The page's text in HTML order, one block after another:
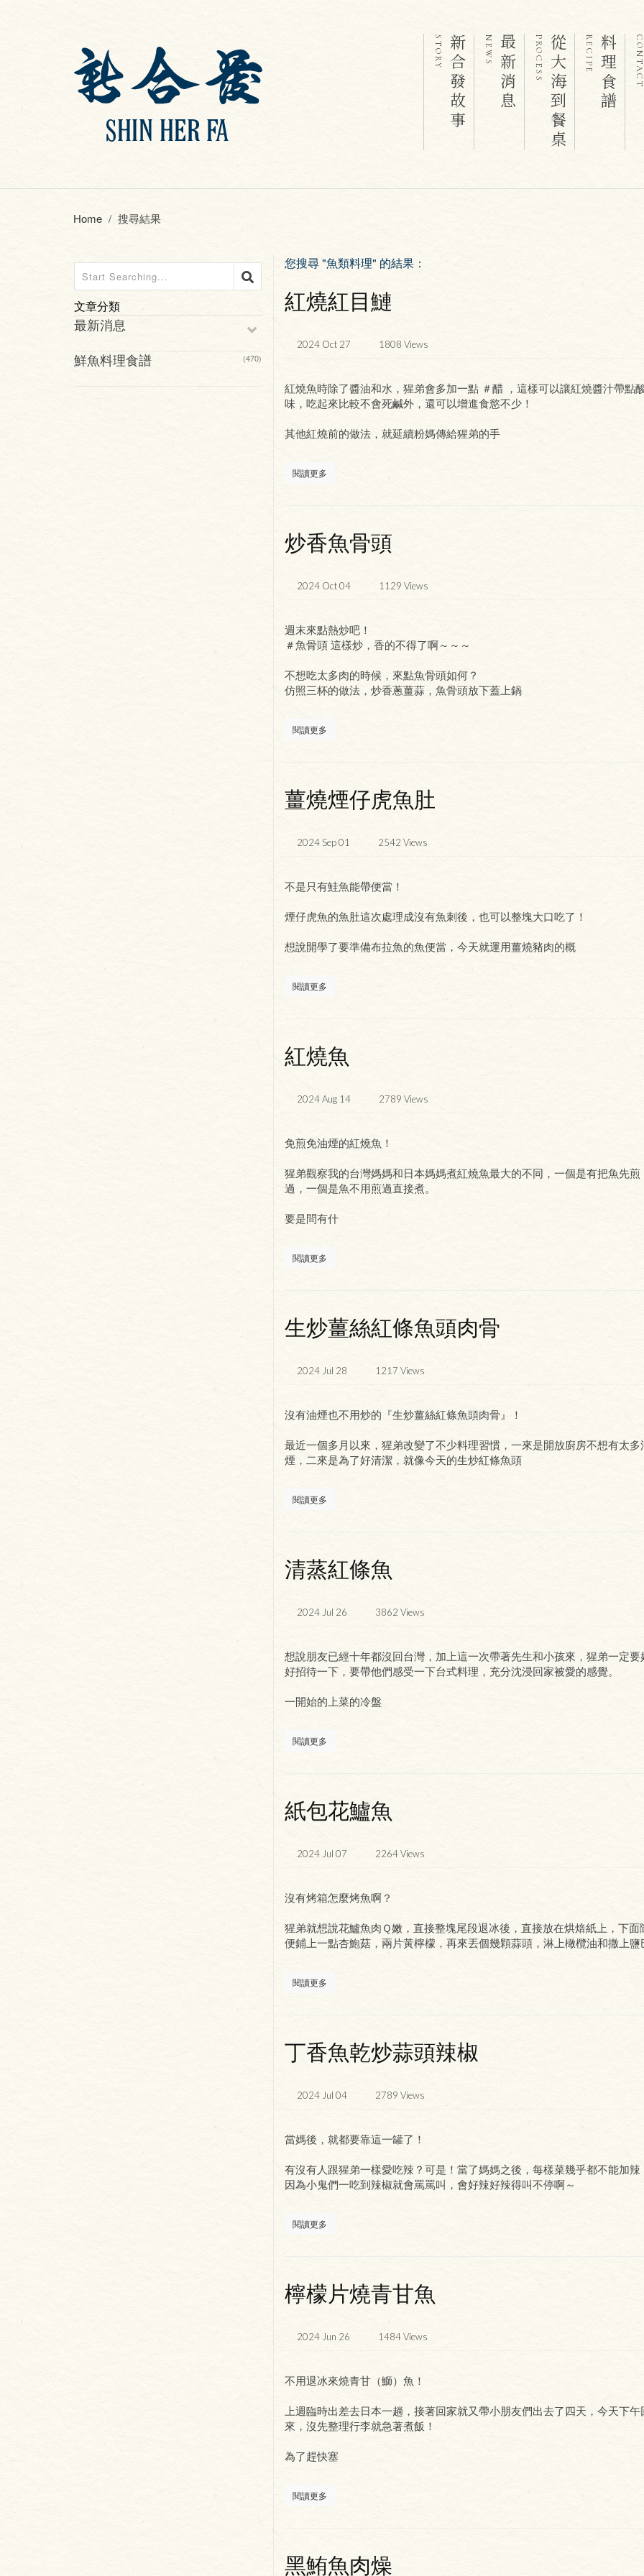
STORY 新合發故事 NEWS 最新消息 PROCESS從大海到餐桌 RECIPE 料理食譜 CONTACT
Home 搜尋結果
文章分類
最新消息
鮮魚料理食譜
(470)
您搜尋"魚類料理" 的結果：
紅燒紅目鰱
2024 Oct 27 1808 Views
紅燒魚時除了醬油和水，猩弟會多加一點 ＃醋 ，這樣可以讓紅燒醬汁帶點
味，吃起來比較不會死鹹外，還可以增進食慾不少！
其他紅燒前的做法，就延續粉媽傳給猩弟的手
閱讀更多
炒香魚骨頭
2024 Oct 04 1129 Views
週末來點熱炒吧！
＃魚骨頭 這樣炒，香的不得了啊～～～
不想吃太多肉的時候，來點魚骨頭如何？
仿照三杯的做法，炒香蔥薑蒜，魚骨頭放下蓋上鍋
閱讀更多
薑燒煙仔虎魚肚
2024 Sep 01 2542 Views
不是只有鮭魚能帶便當！
煙仔虎魚的魚肚這次處理成沒有魚刺後，也可以整塊大口吃了！
想說開學了要準備布拉魚的魚便當，今天就運用薑燒豬肉的概
閱讀更多
紅燒魚
2024 Aug 14 2789 Views
免煎免油煙的紅燒魚！
猩弟觀察我的台灣媽媽和日本媽媽煮紅燒魚最大的不同，一個是有把魚先煎
過，一個是魚不用煎過直接煮。
要是問有什
閱讀更多
生炒薑絲紅條魚頭肉骨
2024 Jul 28 1217 Views
沒有油煙也不用炒的『生炒薑絲紅條魚頭肉骨』！
最近一個多月以來，猩弟改變了不少料理習慣，一來是開放廚房不想有太多
煙，二來是為了好清潔，就像今天的生炒紅條魚頭
閱讀更多
清蒸紅條魚
2024 Jul 26 3862 Views
想說朋友已經十年都沒回台灣，加上這一次帶著先生和小孩來，猩弟一定要
好招待一下，要帶他們感受一下台式料理，充分沈浸回家被愛的感覺。
一開始的上菜的冷盤
閱讀更多
紙包花鱸魚
2024 Jul 07 2264Views
沒有烤箱怎麼烤魚啊？
猩弟就想說花鱸魚肉Ｑ嫩，直接整塊尾段退冰後，直接放在烘焙紙上，下面
便鋪上一點杏鮑菇，兩片黃檸檬，再來丟個幾顆蒜頭，淋上橄欖油和撒上鹽
閱讀更多
丁香魚乾炒蒜頭辣椒
2024 Jul 04 2789 Views
當媽後，就都要靠這一罐了！
有沒有人跟猩弟一樣愛吃辣？可是！當了媽媽之後，每樣菜幾乎都不能加辣
因為小鬼們一吃到辣椒就會罵罵叫，會好辣好辣得叫不停啊～
閱讀更多
檸檬片燒青甘魚
2024 Jun 26 1484Views
不用退冰來燒青甘（鰤）魚！
上週臨時出差去日本一趟，接著回家就又帶小朋友們出去了四天，今天下午
來，沒先整理行李就急著煮飯！
為了趕快塞
閱讀更多
黑鮪魚肉燥